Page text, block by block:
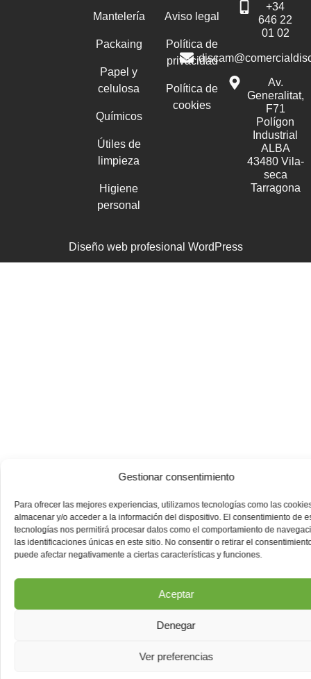
Gestionar consentimiento
Para ofrecer las mejores experiencias, utilizamos tecnologías como las
almacenar y/o acceder a la información del dispositivo. El consentimiento de
tecnologías nos permitirá procesar datos como el comportamiento de
las identificaciones únicas en este sitio. No consentir o retirar el
puede afectar negativamente a ciertas características y funciones.
Aceptar
Denegar
Ver preferencias
Mantelería
Packaing
Papel y
celulosa
Químicos
Útiles de
limpieza
Higiene
personal
Aviso legal
Política de
privacidad
Política de
cookies
+34
646 22
01 02
Av.
Generalitat,
F71
Polígon
Industrial
ALBA
43480 Vila-
seca
Tarragona
Diseño web profesional WordPress